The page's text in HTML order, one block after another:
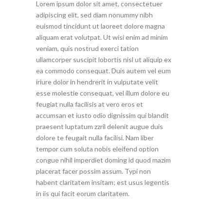
Lorem ipsum dolor sit amet, consectetuer
adipiscing elit, sed diam nonummy nibh
euismod tincidunt ut laoreet dolore magna
aliquam erat volutpat. Ut wisi enim ad minim
veniam, quis nostrud exerci tation
ullamcorper suscipit lobortis nisl ut aliquip ex
ea commodo consequat. Duis autem vel eum
iriure dolor in hendrerit in vulputate velit
esse molestie consequat, vel illum dolore eu
feugiat nulla facilisis at vero eros et
accumsan et iusto odio dignissim qui blandit
praesent luptatum zzril delenit augue duis
dolore te feugait nulla facilisi. Nam liber
tempor cum soluta nobis eleifend option
congue nihil imperdiet doming id quod mazim
placerat facer possim assum. Typi non
habent claritatem insitam; est usus legentis
in iis qui facit eorum claritatem.